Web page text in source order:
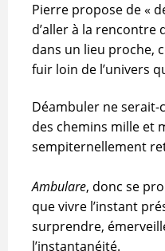
Pierre propose de «
d’aller à la rencontre
dans un lieu proche,
fuir loin de l’univers
Déambuler ne serait-
des chemins mille et
sempiternellement
Ambulare, donc se
que vivre l’instant
surprendre,
l’instantanéité.